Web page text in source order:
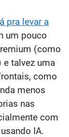
pra levar a
um pouco
(como
e talvez uma
como
menos
nas
com
IA.